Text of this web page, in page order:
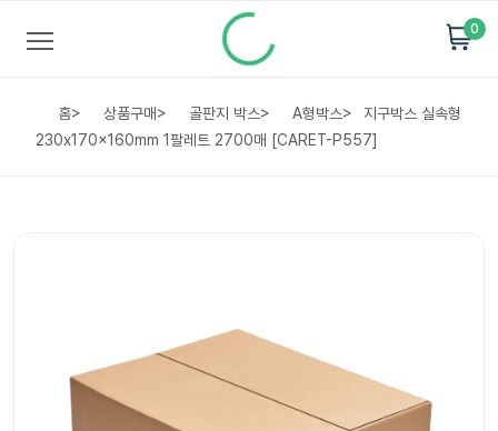
0
홈> 상품구매> 골판지 박스> A형박스>
지구박스 실속형
230x170x160mm 1팔레트 2700매 [CARET-P557]